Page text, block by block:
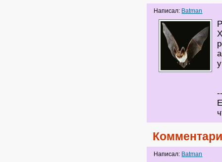
Написал: Batman
Написал: Batman